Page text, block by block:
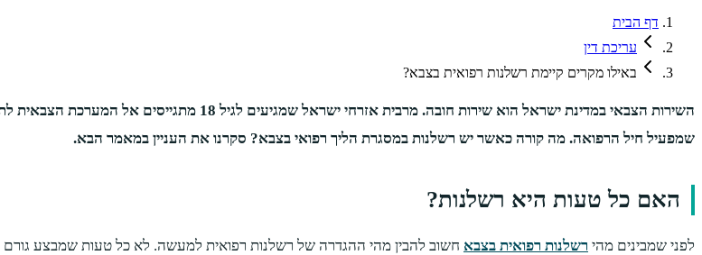
דף הבית
עריכת דין
באילו מקרים קיימת רשלנות רפואית בצבא?
השירות הצבאי במדינת ישראל הוא שירות חובה. מרבית
שמפעיל חיל הרפואה. מה קורה כאשר יש רשלנות במסגרת הליך רפואי בצבא? סקרנו את העניין במאמר הבא.
האם כל טעות היא רשלנות?
לפני שמבינים מהי רשלנות רפואית בצבא חשוב להבין מהי ההגדרה של רשלנות רפואית למעשה. לא כל טעות שמבצע